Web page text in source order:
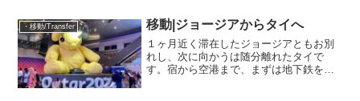
・移動/Transfer 移動|ジョージアからタイへ
１ヶ月近く滞在したジョージアともお別
れし、次に向かうは随分離れたタイで
す。宿から空港まで、まずは地下鉄を使